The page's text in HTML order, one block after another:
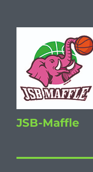
JSB-Maffle